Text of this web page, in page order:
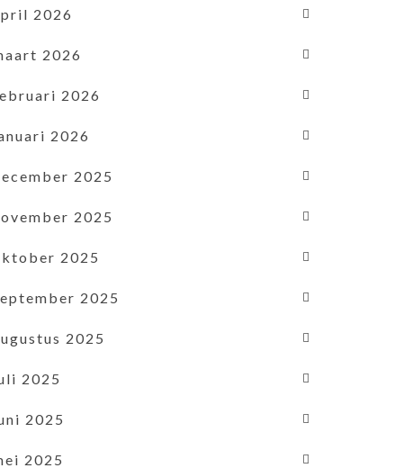
2026
2026
2026
2026
2025
2025
2025
2025
2025
2025
2025
2025